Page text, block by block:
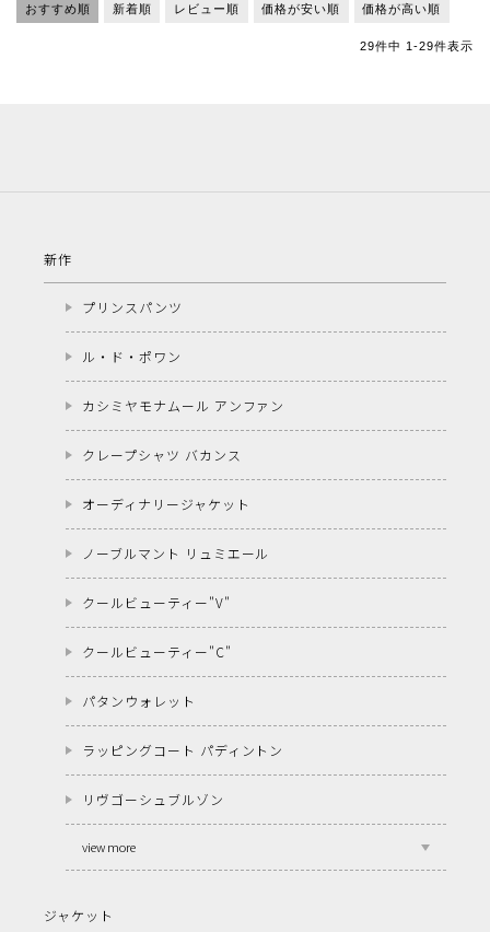
おすすめ順 新着順 レビュー順 価格が安い順 価格が高い順
29件中 1-29件表示
新作
プリンスパンツ
ル・ド・ポワン
カシミヤモナムール アンファン
クレープシャツ バカンス
オーディナリージャケット
ノーブルマント リュミエール
クールビューティー"V"
クールビューティー"C"
パタンウォレット
ラッピングコート パディントン
リヴゴーシュブルゾン
view more
ジャケット